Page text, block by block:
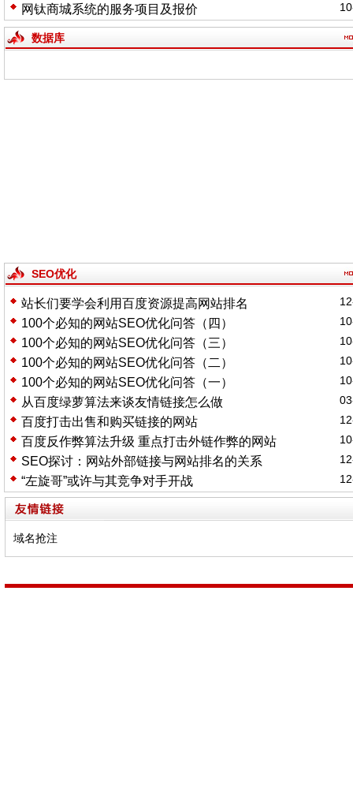
网钛商城系统的服务项目及报价
数据库
SEO优化
站长们要学会利用百度资源提高网站排名
100个必知的网站SEO优化问答（四）
100个必知的网站SEO优化问答（三）
100个必知的网站SEO优化问答（二）
100个必知的网站SEO优化问答（一）
从百度绿萝算法来谈友情链接怎么做
百度打击出售和购买链接的网站
百度反作弊算法升级 重点打击外链作弊的网站
SEO探讨：网站外部链接与网站排名的关系
“左旋哥”或许与其竞争对手开战
域名抢注